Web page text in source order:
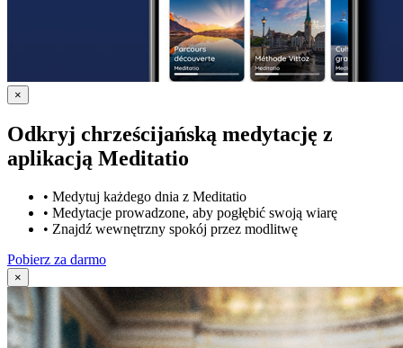
×
Odkryj chrześcijańską medytację z
aplikacją Meditatio
• Medytuj każdego dnia z Meditatio
• Medytacje prowadzone, aby pogłębić swoją wiarę
• Znajdź wewnętrzny spokój przez modlitwę
Pobierz za darmo
×